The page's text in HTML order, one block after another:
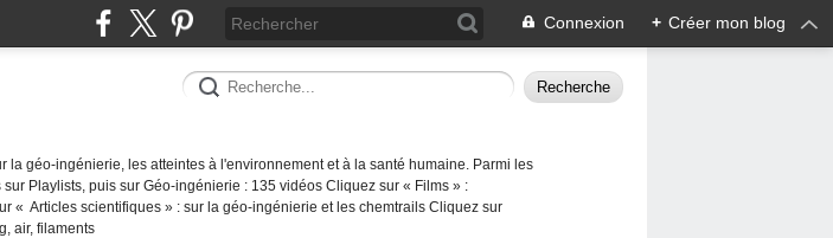
Connexion + Créer mon blog
géo-ingénierie, les atteintes à l'environnement et à la santé humaine. Parmi les
Playlists, puis sur Géo-ingénierie : 135 vidéos Cliquez sur « Films » :
« Articles scientifiques » : sur la géo-ingénierie et les chemtrails Cliquez sur
air, filaments